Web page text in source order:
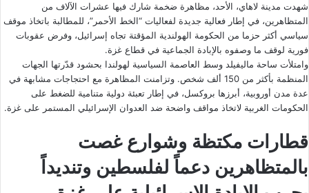
شهدت مدينة لاهاي، الأحد، مظاهرة ضخمة شارك فيها عشرات الآلاف من
المتظاهرين، في إطار فعالية جديدة لفعاليات “الخط الأحمر”، للمطالبة باتخاذ موقف
سياسي أكثر حزما من الحكومة الهولندية المؤقتة تجاه إسرائيل، وفرض عقوبات
فورية لوقف ما وصفوه بالإبادة الجماعية في قطاع غزة.
وامتلأت ساحة ماليفيلد وسط العاصمة السياسية لهولندا بحشود قدّرتها الجهات
المنظمة بأكثر من 150 ألف شخص. وتزامنت المظاهرة مع احتجاجات مشابهة في
عدة مدن أوروبية، أبرزها بروكسل، في إطار تعبئة دولية متنامية للضغط على
الحكومات الغربية لاتخاذ مواقف واضحة ضد العدوان الإسرائيلي المستمر على غزة.
قطارات مكتظة وشوارع غصت
بالمتظاهرين دعماً لفلسطين وتنديداً